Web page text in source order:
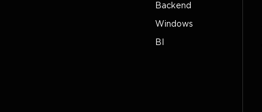
Backend
Windows
BI